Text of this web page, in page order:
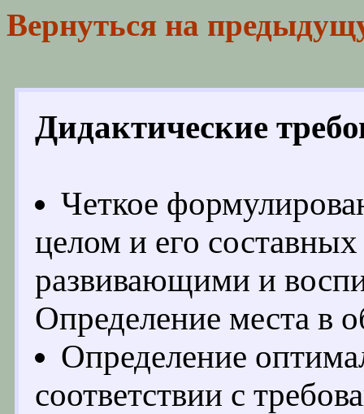
Вернуться на
Дидактические
Четкое
целом и его
развивающими и
Определение места в
Определение
соответствии с